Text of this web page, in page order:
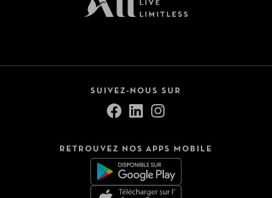
SUIVEZ-NOUS SUR
RETROUVEZ NOS APPS MOBILE